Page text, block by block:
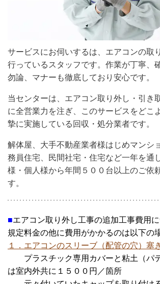
サービスにお伺いするは、エアコンの取
行っているスタッフです。作業が丁寧、
勿論、マナーも徹底しており安心です。
当センターは、エアコン取り外し・引き
に全営業力を注ぎ、このサービスをどこ
摯に実施している回収・処分業者です。
解体屋、大手不動産業者様はじめマンシ
務員住宅、民間社宅・住宅など一年を通
様・個人様から年間５００台以上のご依
す。
■エアコン取り外し工事の追加工事費用
規定料金の他に費用がかかるのは以下の
１．エアコンのスリーブ（配管の穴）塞
プラスチック専用カバーと粘土（パ
は室内外共に１５００円／箇所